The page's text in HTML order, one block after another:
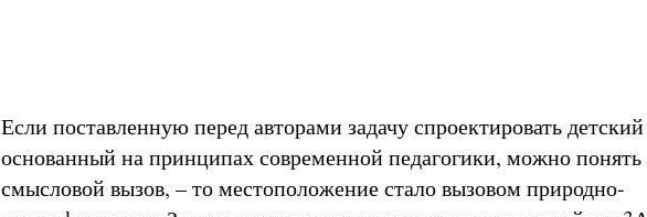
Если поставленную перед авторами задачу спроектировать
основанный на принципах современной педагогики, можно понять
смысловой вызов, – то местоположение стало вызовом природно-